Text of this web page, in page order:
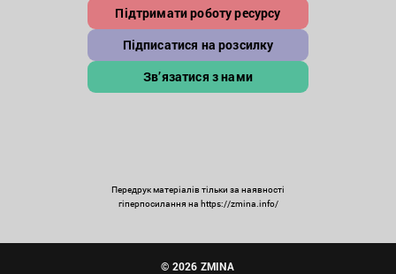
Підтримати роботу ресурсу
Підписатися на розсилку
Зв’язатися з нами
Передрук матеріалів тільки за наявності
гіперпосилання на https://zmina.info/
© 2026 ZMINA